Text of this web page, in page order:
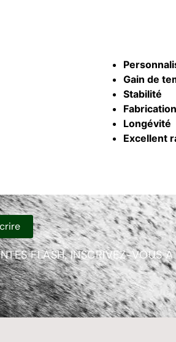
Gain de
Stabilité
Longévité
Excellent
FLASH, INSCRIVEZ-VOUS